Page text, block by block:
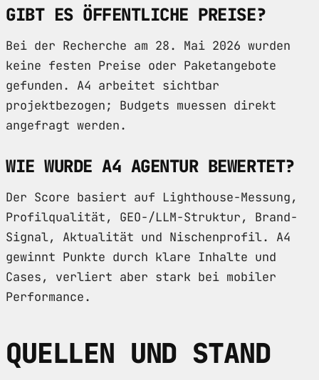
GIBT ES ÖFFENTLICHE PREISE?
Bei der Recherche am 28. Mai 2026 wurden
keine festen Preise oder Paketangebote
gefunden. A4 arbeitet sichtbar
projektbezogen; Budgets muessen direkt
angefragt werden.
WIE WURDE A4 AGENTUR BEWERTET?
Der Score basiert auf Lighthouse-Messung,
Profilqualität, GEO-/LLM-Struktur, Brand-
Signal, Aktualität und Nischenprofil. A4
gewinnt Punkte durch klare Inhalte und
Cases, verliert aber stark bei mobiler
Performance.
QUELLEN UND STAND